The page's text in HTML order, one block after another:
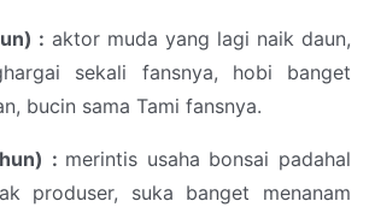
: aktor muda yang lagi naik daun,
sekali fansnya, hobi banget
bucin sama Tami fansnya.
: merintis usaha bonsai padahal
produser, suka banget menanam